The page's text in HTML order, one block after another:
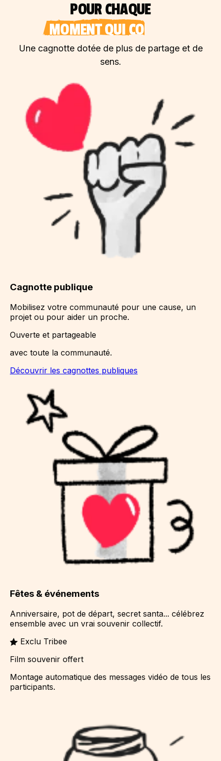
POUR CHAQUE
MOMENT QUI COMPTE
Une cagnotte dotée de plus de partage et de
sens.
Cagnotte publique
Mobilisez votre communauté pour une cause, un
projet ou pour aider un proche.
Ouverte et partageable
avec toute la communauté.
Découvrir les cagnottes publiques
Fêtes & événements
Anniversaire, pot de départ, secret santa... célébrez
ensemble avec un vrai souvenir collectif.
Exclu Tribee
Film souvenir offert
Montage automatique des messages vidéo de tous les
participants.